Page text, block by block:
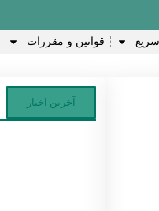
قوانین و مقررات
آخرین اخبار